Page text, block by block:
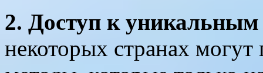
2. Доступ к
некоторых странах